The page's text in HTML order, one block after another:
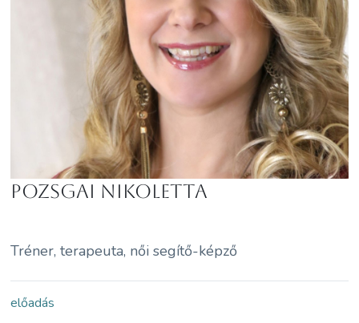
Pozsgai Nikoletta
Tréner, terapeuta, női segítő-képző
előadás